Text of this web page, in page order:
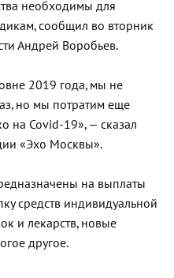
необходимы для
сообщил во вторник
Андрей Воробьев.
2019 года, мы не
но мы потратим еще
на Covid-19», — сказал
«Эхо Москвы».
на выплаты
средств индивидуальной
и лекарств, новые
другое.